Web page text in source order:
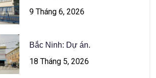
9 Tháng 6, 2026
Bắc Ninh: Dự án.
18 Tháng 5, 2026